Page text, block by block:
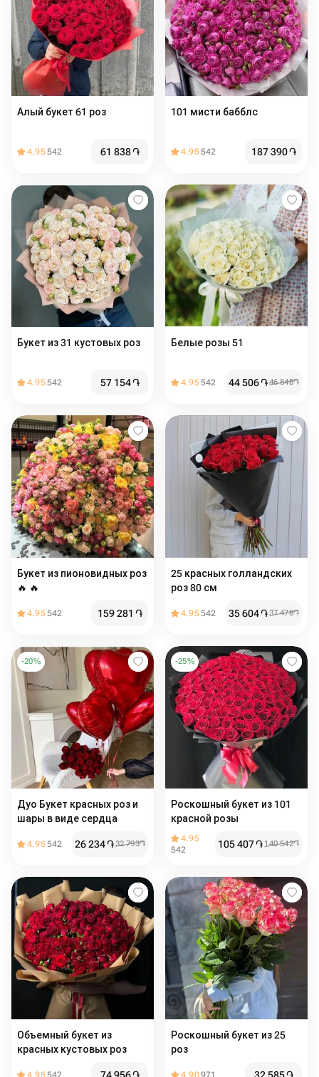
Алый букет 61 роз
4.95542 61 838֏
101 мисти бабблс
4.95542 187 390֏
Букет из 31 кустовых роз
4.95542 57 154֏
Белые розы 51
4.95542 44 506֏46 848֏
Букет из пионовидных роз
🔥 🔥
4.95542 159 281 ֏
25 красных голландских
роз 80 см
4.95542 35 604֏37 478֏
-20%
Дуо Букет красных роз и
шары в виде сердца
4.95542 26 234֏32 793֏
-25%
Роскошный букет из 101
красной розы
4.95
542
105 407֏ 140 542֏
Объемный букет из
красных кустовых роз
4.95542
Роскошный букет из 25
роз
4.90971